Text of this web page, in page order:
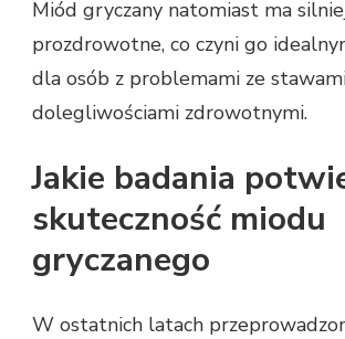
Miód gryczany natomiast ma
prozdrowotne, co czyni go
dla osób z problemami ze
dolegliwościami zdrowotnymi.
Jakie badania
skuteczność miodu
gryczanego
W ostatnich latach